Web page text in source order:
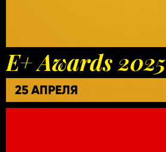
E+ Awards 2025
25 АПРЕЛЯ